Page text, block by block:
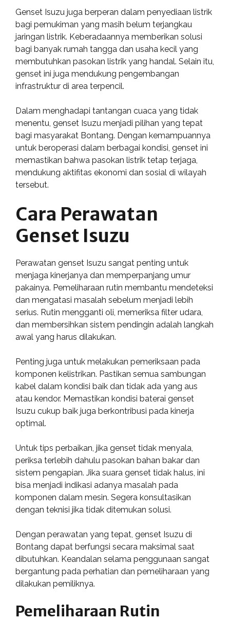
Genset Isuzu juga berperan dalam penyediaan listrik
bagi pemukiman yang masih belum terjangkau
jaringan listrik. Keberadaannya memberikan solusi
bagi banyak rumah tangga dan usaha kecil yang
membutuhkan pasokan listrik yang handal. Selain itu,
genset ini juga mendukung pengembangan
infrastruktur di area terpencil.
Dalam menghadapi tantangan cuaca yang tidak
menentu, genset Isuzu menjadi pilihan yang tepat
bagi masyarakat Bontang. Dengan kemampuannya
untuk beroperasi dalam berbagai kondisi, genset ini
memastikan bahwa pasokan listrik tetap terjaga,
mendukung aktifitas ekonomi dan sosial di wilayah
tersebut.
Cara Perawatan
Genset Isuzu
Perawatan genset Isuzu sangat penting untuk
menjaga kinerjanya dan memperpanjang umur
pakainya. Pemeliharaan rutin membantu mendeteksi
dan mengatasi masalah sebelum menjadi lebih
serius. Rutin mengganti oli, memeriksa filter udara,
dan membersihkan sistem pendingin adalah langkah
awal yang harus dilakukan.
Penting juga untuk melakukan pemeriksaan pada
komponen kelistrikan. Pastikan semua sambungan
kabel dalam kondisi baik dan tidak ada yang aus
atau kendor. Memastikan kondisi baterai genset
Isuzu cukup baik juga berkontribusi pada kinerja
optimal.
Untuk tips perbaikan, jika genset tidak menyala,
periksa terlebih dahulu pasokan bahan bakar dan
sistem pengapian. Jika suara genset tidak halus, ini
bisa menjadi indikasi adanya masalah pada
komponen dalam mesin. Segera konsultasikan
dengan teknisi jika tidak ditemukan solusi.
Dengan perawatan yang tepat, genset Isuzu di
Bontang dapat berfungsi secara maksimal saat
dibutuhkan. Keandalan selama penggunaan sangat
bergantung pada perhatian dan pemeliharaan yang
dilakukan pemiliknya.
Pemeliharaan Rutin